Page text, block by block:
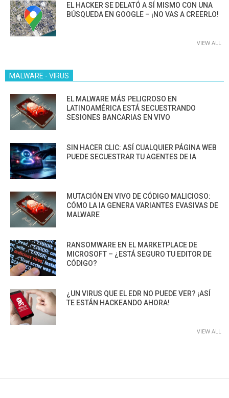
EL HACKER SE DELATÓ A SÍ MISMO CON UNA
BÚSQUEDA EN GOOGLE – ¡NO VAS A CREERLO!
VIEW ALL
MALWARE - VIRUS
EL MALWARE MÁS PELIGROSO EN
LATINOAMÉRICA ESTÁ SECUESTRANDO
SESIONES BANCARIAS EN VIVO
SIN HACER CLIC: ASÍ CUALQUIER PÁGINA WEB
PUEDE SECUESTRAR TU AGENTES DE IA
MUTACIÓN EN VIVO DE CÓDIGO MALICIOSO:
CÓMO LA IA GENERA VARIANTES EVASIVAS DE
MALWARE
RANSOMWARE EN EL MARKETPLACE DE
MICROSOFT – ¿ESTÁ SEGURO TU EDITOR DE
CÓDIGO?
¿UN VIRUS QUE EL EDR NO PUEDE VER? ¡ASÍ
TE ESTÁN HACKEANDO AHORA!
VIEW ALL